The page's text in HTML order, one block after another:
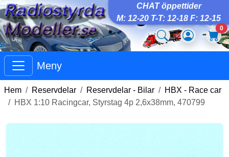
CHAT öppettider
M: 12-20 T-T: 12-18 F: 12-15
0
Meny
Hem Reservdelar Reservdelar - Bilar
HBX - Race car
HBX 1:10 Racingcar, Styrstag 4p 2,6x38mm, 470799